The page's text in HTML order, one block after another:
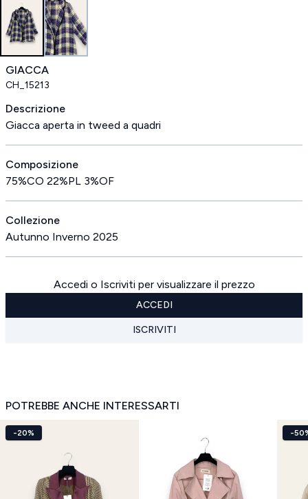
GIACCA
CH_15213
Descrizione
Giacca aperta in tweed a quadri
Composizione
75%CO 22%PL 3%OF
Collezione
Autunno Inverno 2025
Accedi o Iscriviti per visualizzare il prezzo
ACCEDI
ISCRIVITI
POTREBBE ANCHE INTERESSARTI
-20% -